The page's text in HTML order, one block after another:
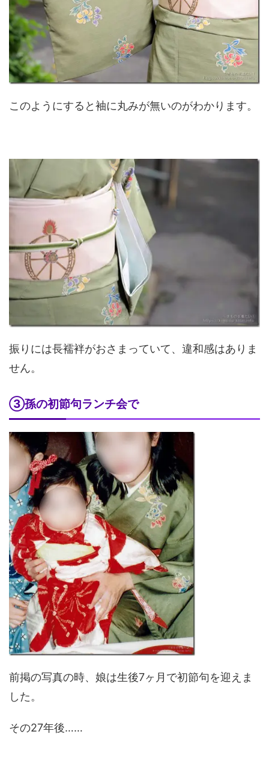
このようにすると袖に丸みが無いのがわかります。
振りには長襦袢がおさまっていて、違和感はありま
せん。
③孫の初節句ランチ会で
前掲の写真の時、娘は生後7ヶ月で初節句を迎えま
した。
その27年後……